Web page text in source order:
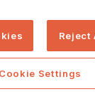
Premere
Centro per la privacy
Reject
Cookie Settings